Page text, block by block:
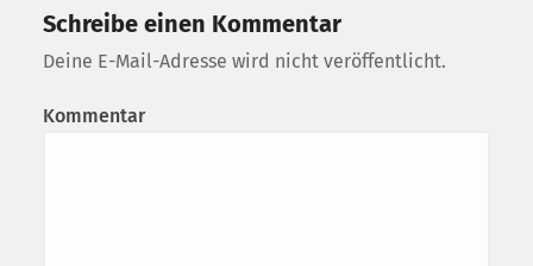
Schreibe einen Kommentar
Deine E-Mail-Adresse wird nicht veröffentlicht.
Kommentar